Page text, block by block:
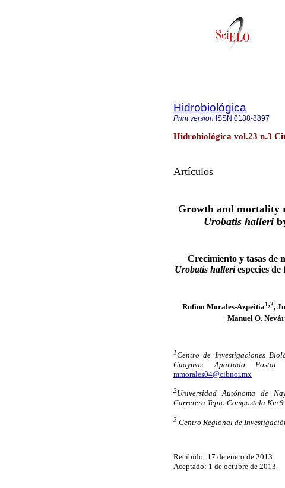
Hidrobiológica
Print version ISSN 0188-8897
Hidrobiológica vol.23 n.3
Artículos
Growth and mortality
Urobatis halleri
Crecimiento y tasas de
Urobatis halleri especies
Rufino Morales-Azpeitia1,2,
Manuel O.
1Centro de Investigaciones
Guaymas. Apartado Postal
mmorales04@cibnor.mx
2Universidad Autónoma de
Carretera Tepic-Compostela Km
3 Centro Regional de
Recibido: 17 de enero de 2013.
Aceptado: 1 de octubre de 2013.